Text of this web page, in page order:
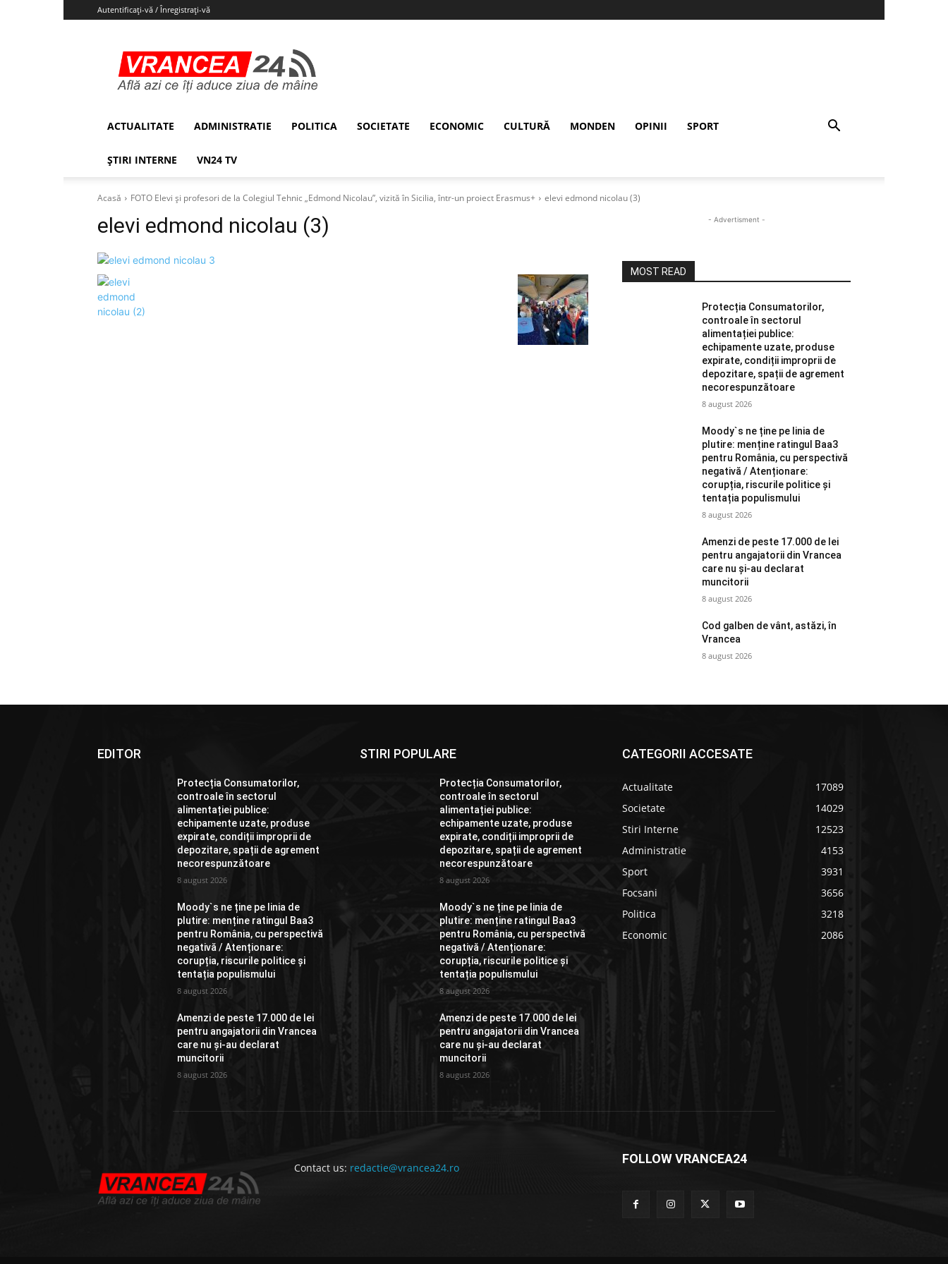
Autentificați-vă / Înregistrați-vă
ACTUALITATE ADMINISTRATIE POLITICA SOCIETATE ECONOMIC CULTURĂ MONDEN OPINII SPORT
ȘTIRI INTERNE VN24 TV
Acasă FOTO Elevi și profesori de la Colegiul Tehnic „Edmond Nicolau”, vizită în Sicilia, într-un proiect Erasmus+ elevi edmond nicolau (3)
elevi edmond nicolau (3) - Advertisment -
MOST READ
Protecția Consumatorilor,
controale în sectorul
alimentației publice:
echipamente uzate, produse
expirate, condiții improprii de
depozitare, spații de agrement
necorespunzătoare
8 august 2026
Moody`s ne ține pe linia de
plutire: menține ratingul Baa3
pentru România, cu perspectivă
negativă / Atenționare:
corupția, riscurile politice și
tentația populismului
8 august 2026
Amenzi de peste 17.000 de lei
pentru angajatorii din Vrancea
care nu și-au declarat
muncitorii
8 august 2026
Cod galben de vânt, astăzi, în
Vrancea
8 august 2026
EDITOR
Protecția Consumatorilor,
controale în sectorul
alimentației publice:
echipamente uzate, produse
expirate, condiții improprii de
depozitare, spații de agrement
necorespunzătoare
8 august 2026
Moody`s ne ține pe linia de
plutire: menține ratingul Baa3
pentru România, cu perspectivă
negativă / Atenționare:
corupția, riscurile politice și
tentația populismului
8 august 2026
Amenzi de peste 17.000 de lei
pentru angajatorii din Vrancea
care nu și-au declarat
muncitorii
8 august 2026
STIRI POPULARE
Protecția Consumatorilor,
controale în sectorul
alimentației publice:
echipamente uzate, produse
expirate, condiții improprii de
depozitare, spații de agrement
necorespunzătoare
8 august 2026
Moody`s ne ține pe linia de
plutire: menține ratingul Baa3
pentru România, cu perspectivă
negativă / Atenționare:
corupția, riscurile politice și
tentația populismului
8 august 2026
Amenzi de peste 17.000 de lei
pentru angajatorii din Vrancea
care nu și-au declarat
muncitorii
8 august 2026
CATEGORII ACCESATE
Actualitate
17089
Societate
14029
Stiri Interne
12523
Administratie
4153
Sport
3931
Focsani
3656
Politica
3218
Economic
2086
Contact us: redactie@vrancea24.ro
FOLLOW VRANCEA24